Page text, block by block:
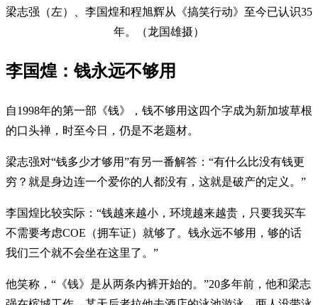
梁志强（左）、李国煌和程旭辉从《搞笑行动》至今已认识35
年。（龙国雄摄）
李国煌：钱永远不够用
自1998年的第一部《钱》，钱不够用这四个字成为新加坡草根
的口头禅，时至今日，仍是不老题材。
梁志强对“钱多少才够用”有另一番解答：“有什么比没有钱更
穷？就是身边连一个爱你的人都没有，这就是破产的定义。”
李国煌比较实际：“钱越来越小，环境越来越贵，只要我买车
不需要考虑COE（拥车证）就够了。钱永远不够用，够的话
我们三个就不会坐在这里了。”
他笑称，“《钱》是从两条内裤开始的。”20多年前，他和梁志